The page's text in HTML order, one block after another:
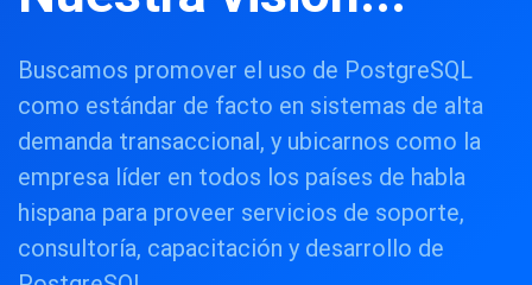
Buscamos promover el uso de PostgreSQL
como estándar de facto en sistemas de alta
demanda transaccional, y ubicarnos como la
empresa líder en todos los países de habla
hispana para proveer servicios de soporte,
consultoría, capacitación y desarrollo de